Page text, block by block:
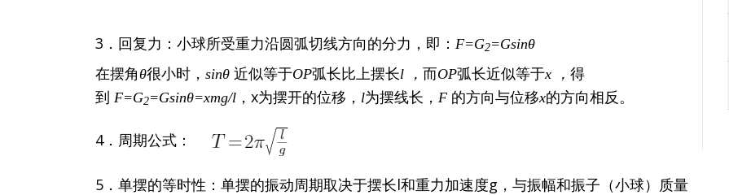
3．回复力：小球所受重力沿圆弧切线方向的分力，即： F=G2=Gsinθ
在摆角θ很小时， sinθ 近似等于OP弧长比上摆长l ， 而OP弧长近似等于x ， 得
到 F=G2=Gsinθ=xmg/l ，x为摆开的位移， l为摆线长， F 的方向与位移x的方向相反。
4．周期公式：
5．单摆的等时性：单摆的振动周期取决于摆长l和重力加速度g，与振幅和振子（小球）质量